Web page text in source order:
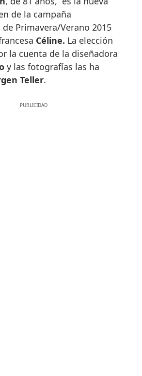
de la campaña
Primavera/Verano 2015
Céline. La elección
la cuenta de la diseñadora
y las fotografías las ha
Teller.